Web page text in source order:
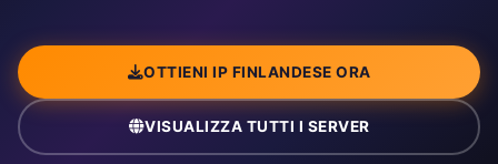
OTTIENI IP FINLANDESE ORA
VISUALIZZA TUTTI I SERVER